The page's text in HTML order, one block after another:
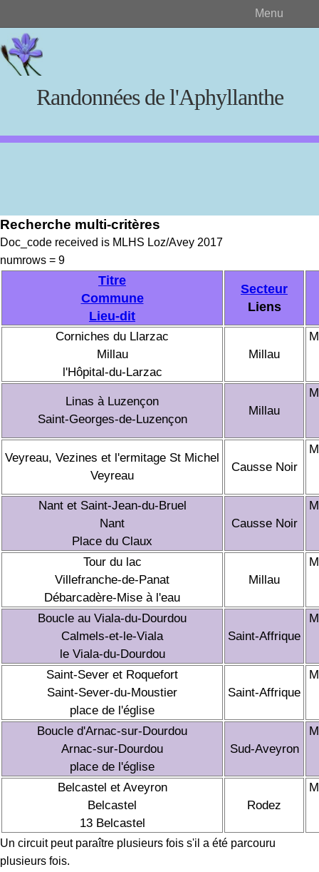
Randonnées de l'Aphyllanthe
Menu
Documents source
Recherche multi-critères
Doc_code received is MLHS Loz/Avey 2017
numrows = 9
Titre
Commune
Lieu-dit
Secteur
Liens
Corniches du Llarzac
Millau
l'Hôpital-du-Larzac
Millau
Linas à Luzençon
Saint-Georges-de-Luzençon
Millau
Veyreau, Vezines et l'ermitage St Michel
Veyreau
Causse Noir
Nant et Saint-Jean-du-Bruel
Nant
Place du Claux
Causse Noir
Tour du lac
Villefranche-de-Panat
Débarcadère-Mise à l'eau
Millau
Boucle au Viala-du-Dourdou
Calmels-et-le-Viala
le Viala-du-Dourdou
Saint-Affrique
Saint-Sever et Roquefort
Saint-Sever-du-Moustier
place de l'église
Saint-Affrique
Boucle d'Arnac-sur-Dourdou
Arnac-sur-Dourdou
place de l'église
Sud-Aveyron
Belcastel et Aveyron
Belcastel
13 Belcastel
Rodez
Un circuit peut paraître plusieurs fois s'il a été parcouru
plusieurs fois.